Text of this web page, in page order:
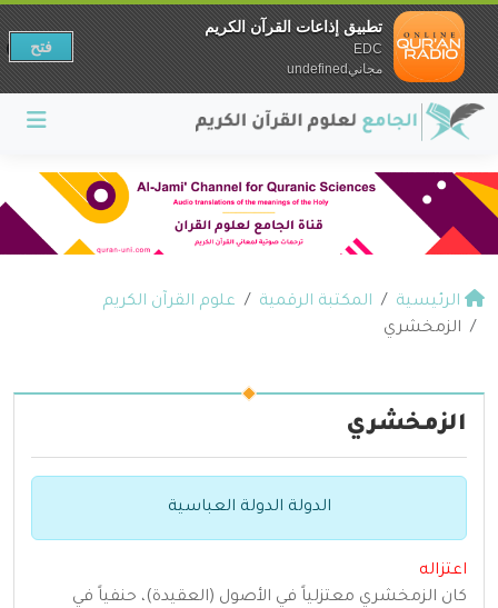
الرئيسية المكتبة الرقمية
علوم القرآن الكريم
الزمخشري
الزمخشري
الدولة الدولة العباسية
اعتزاله
كان الزمخشري معتزلياً في الأصول (العقيدة)، حنفياً في
تطبيق إذاعات القرآن الكريم
EDC
مجانيundefined
فتح